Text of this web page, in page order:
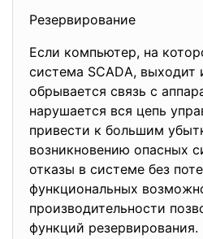
Резервирование
Если компьютер, на
система SСАDА, выходит
обрывается связь с
нарушается вся цепь
привести к большим
возникновению опасных
отказы в системе без
функциональных
производительности
функций